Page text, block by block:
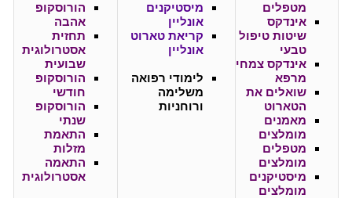
מטפלים
אינדקס
שיטות טיפול
טבעי
אינדקס צמחי
מרפא
שואלים את
הטארוט
מאמנים
מומלצים
מטפלים
מומלצים
מיסטיקנים
מומלצים
מיסטיקנים
אונליין
קריאת טארוט
אונליין
לימודי רפואה
משלימה
ורוחניות
הורוסקופ
אהבה
תחזית
אסטרולוגית
שבועית
הורוסקופ
חודשי
הורוסקופ
שנתי
התאמת
מזלות
התאמה
אסטרולוגית